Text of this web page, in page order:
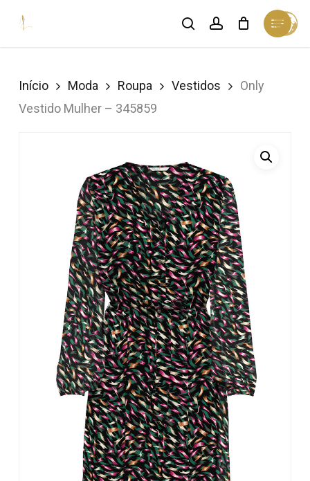
searchaccount
Menu
Close
Cart
Início Moda Roupa Vestidos
Only
Vestido Mulher – 345859